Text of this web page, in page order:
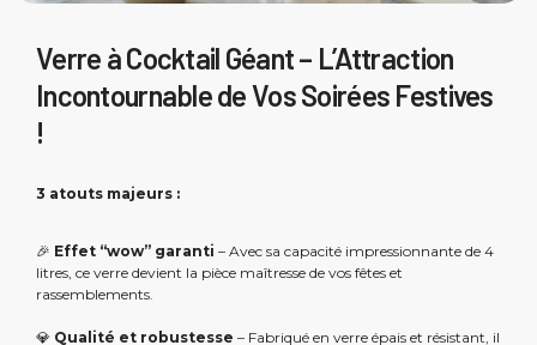
Verre à Cocktail Géant – L’Attraction
Incontournable de Vos Soirées Festives
!
3 atouts majeurs :
🎉 Effet “wow” garanti – Avec sa capacité impressionnante de 4
litres, ce verre devient la pièce maîtresse de vos fêtes et
rassemblements.
💎 Qualité et robustesse – Fabriqué en verre épais et résistant, il